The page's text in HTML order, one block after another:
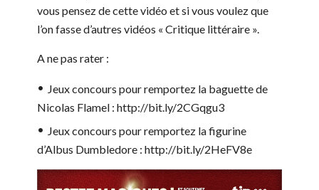
vous pensez de cette vidéo et si vous voulez que
l’on fasse d’autres vidéos « Critique littéraire ».
A ne pas rater :
Jeux concours pour remportez la baguette de
Nicolas Flamel : http://bit.ly/2CGqgu3
Jeux concours pour remportez la figurine
d’Albus Dumbledore : http://bit.ly/2HeFV8e